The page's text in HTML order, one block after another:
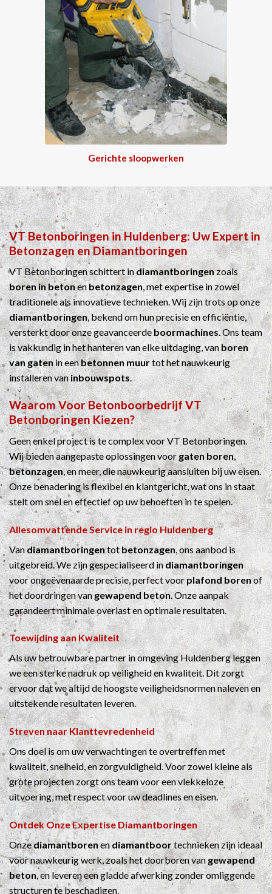
Gerichte sloopwerken
VT BetonboringeninHuldenberg: Uw Expert in
BetonzagenenDiamantboringen
VT Betonboringen schittert indiamantboringenzoals
boren in betonenbetonzagen, met expertise in zowel
traditionele als innovatieve technieken. Wij zijn trots op onze
diamantboringen, bekend om hun precisie en efficiëntie,
versterkt door onze geavanceerdeboormachines. Ons team
is vakkundig in het hanteren van elke uitdaging, vanboren
van gatenin eenbetonnen muurtot het nauwkeurig
installeren vaninbouwspots.
Waarom VoorBetonboorbedrijfVT
Betonboringen Kiezen?
Geen enkel project is te complex voor VT Betonboringen.
Wij bieden aangepaste oplossingen voorgaten boren,
betonzagen, en meer, die nauwkeurig aansluiten bij uw eisen.
Onze benadering is flexibel en klantgericht, wat ons in staat
stelt om snel en effectief op uw behoeften in te spelen.
Allesomvattende Service in regio Huldenberg
Vandiamantboringentotbetonzagen, ons aanbod is
uitgebreid. We zijn gespecialiseerd indiamantboringen
voor ongeëvenaarde precisie, perfect voorplafond borenof
het doordringen vangewapend beton. Onze aanpak
garandeert minimale overlast en optimale resultaten.
Toewijding aan Kwaliteit
Als uw betrouwbare partner in omgeving Huldenberg leggen
we een sterke nadruk op veiligheid en kwaliteit. Dit zorgt
ervoor dat we altijd de hoogste veiligheidsnormen naleven en
uitstekende resultaten leveren.
Streven naar Klanttevredenheid
Ons doel is om uw verwachtingen te overtreffen met
kwaliteit, snelheid, en zorgvuldigheid. Voor zowel kleine als
grote projecten zorgt ons team voor een vlekkeloze
uitvoering, met respect voor uw deadlines en eisen.
Ontdek Onze ExpertiseDiamantboringen
Onzediamantborenendiamantboortechnieken zijn ideaal
voor nauwkeurig werk, zoals het doorboren vangewapend
beton, en leveren een gladde afwerking zonder omliggende
structuren te beschadigen.